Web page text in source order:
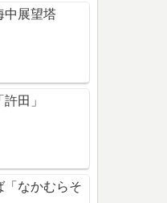
中展望塔
田」
「なかむらそ